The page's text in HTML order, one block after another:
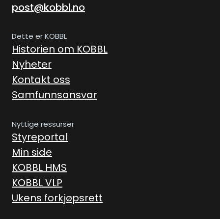
post@kobbl.no
Dette er KOBBL
Historien om KOBBL
Nyheter
Kontakt oss
Samfunnsansvar
Nyttige ressurser
Styreportal
Min side
KOBBL HMS
KOBBL VLP
Ukens forkjøpsrett